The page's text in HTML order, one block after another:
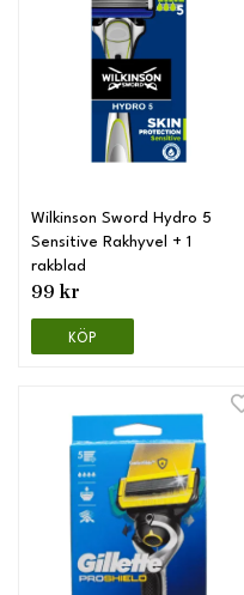
Wilkinson Sword Hydro 5
Sensitive Rakhyvel + 1
rakblad
99 kr
KÖP